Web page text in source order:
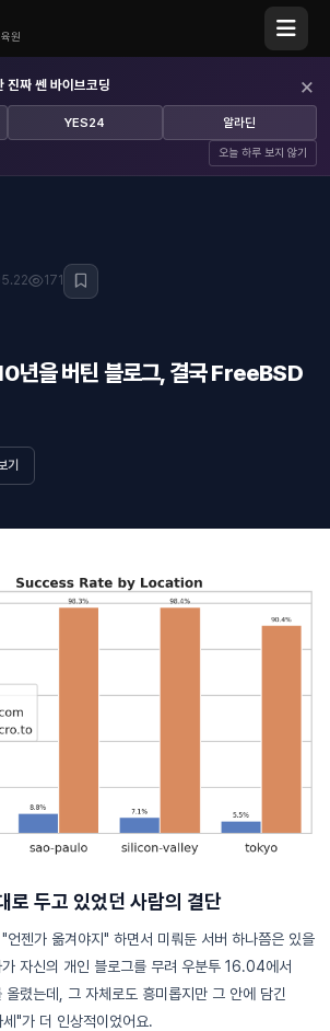
원
진짜 쎈 바이브코딩
YES24 알라딘
오늘 하루 보지 않기
×
171
년을 버틴 블로그, 결국 FreeBSD
기
로 두고 있었던 사람의 결단
언젠가 옮겨야지" 하면서 미뤄둔 서버 하나쯤은 있을
자신의 개인 블로그를 무려 우분투 16.04에서
렸는데, 그 자체로도 흥미롭지만 그 안에 담긴
"가 더 인상적이었어요.